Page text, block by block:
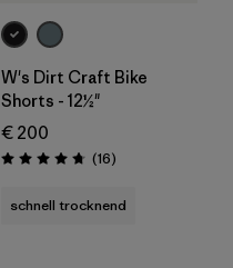
W's Dirt Craft Bike
Shorts - 12½"
€ 200
Bewertung: 4.8 / 5
(16Rezensionen
)
schnell trocknend